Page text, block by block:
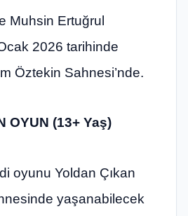
Muhsin Ertuğrul
2026 tarihinde
Öztekin Sahnesi’nde.
OYUN (13+ Yaş)
oyunu Yoldan Çıkan
yaşanabilecek